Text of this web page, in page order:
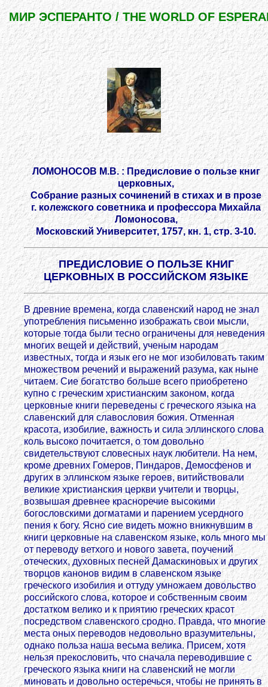
МИР ЭСПЕРАНТО / THE WORLD OF
ЛОМОНОСОВ М.В. : Предисловие о пользе книг
церковных,
Собрание разных сочинений в стихах и в прозе
г. колежского советника и профессора Михайла
Ломоносова,
Московский Университет, 1757, кн. 1, стр. 3-10.
ПРЕДИСЛОВИЕ О ПОЛЬЗЕ КНИГ
ЦЕРКОВНЫХ В РОССИЙСКОМ ЯЗЫКЕ
В древние времена, когда славенский народ не знал
употребления письменно изображать свои мысли,
которые тогда были тесно ограничены для неведения
многих вещей и действий, учeным народам
известных, тогда и язык его не мог изобиловать таким
множеством речений и выражений разума, как ныне
читаем. Сие богатство больше всего приобретено
купно с греческим христианским законом, когда
церковные книги переведены с греческого языка на
славенский для славословия божия. Отменная
красота, изобилие, важность и сила эллинского слова
коль высоко почитается, о том довольно
свидетельствуют словесных наук любители. На нем,
кроме древних Гомеров, Пиндаров, Демосфенов и
других в эллинском языке героев, витийствовали
великие христианския церкви учители и творцы,
возвышая древнее красноречие высокими
богословскими догматами и парением усердного
пения к богу. Ясно сие видеть можно вникнувшим в
книги церковные на славенском языке, коль много мы
от переводу ветхого и нового завета, поучений
отеческих, духовных песней Дамаскиновых и других
творцов канонов видим в славенском языке
греческого изобилия и оттуду умножаем довольство
российского слова, которое и собственным своим
достатком велико и к приятию греческих красот
посредством славенского сродно. Правда, что многие
места оных переводов недовольно вразумительны,
однако польза наша весьма велика. Присем, хотя
нельзя прекословить, что сначала переводившие с
греческого языка книги на славенский не могли
миновать и довольно остеречься, чтобы не принять в